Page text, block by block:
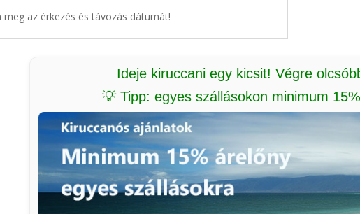
meg az érkezés és távozás dátumát!
Ideje kiruccani egy kicsit! Végre
💡 Tipp: egyes szállásokon minimum